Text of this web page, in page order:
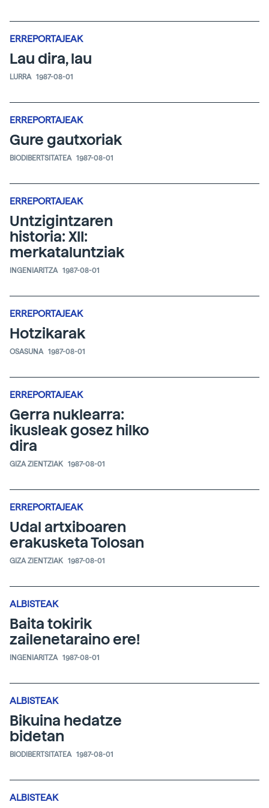
ERREPORTAJEAK
Lau dira, lau
LURRA 1987-08-01
ERREPORTAJEAK
Gure gautxoriak
BIODIBERTSITATEA 1987-08-01
ERREPORTAJEAK
Untzigintzaren
historia: XII:
merkataluntziak
INGENIARITZA 1987-08-01
ERREPORTAJEAK
Hotzikarak
OSASUNA 1987-08-01
ERREPORTAJEAK
Gerra nuklearra:
ikusleak gosez hilko
dira
GIZA ZIENTZIAK 1987-08-01
ERREPORTAJEAK
Udal artxiboaren
erakusketa Tolosan
GIZA ZIENTZIAK 1987-08-01
ALBISTEAK
Baita tokirik
zailenetaraino ere!
INGENIARITZA 1987-08-01
ALBISTEAK
Bikuina hedatze
bidetan
BIODIBERTSITATEA 1987-08-01
ALBISTEAK